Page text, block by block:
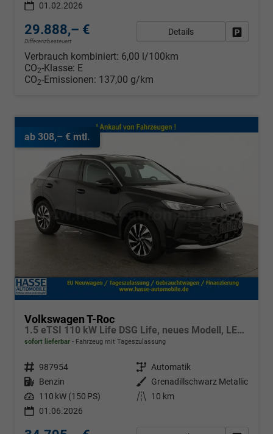
01.02.2026
29.888,– €
Differenzbesteuert
Details
Verbrauch kombiniert: 6,00 l/100km
CO2-Klasse: E
CO2-Emissionen: 137,00 g/km
ab 308,– € mtl.
Volkswagen T-Roc
1.5 eTSI 110 kW Life DSG Life, neues Modell, LED, Kamera, Side, Winter, 17-Zoll
sofort lieferbar Fahrzeug mit Tageszulassung
Fahrzeugnr. 987954 Getriebe Automatik
Kraftstoff Benzin Außenfarbe
Grenadillschwarz Metallic
Leistung 110 kW (150 PS) Kilometerstand
10 km
01.06.2026